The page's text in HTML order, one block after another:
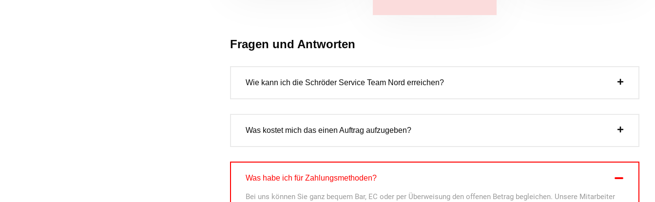
Fragen und Antworten
Wie kann ich die Schröder Service Team Nord erreichen?
Was kostet mich das einen Auftrag aufzugeben?
Was habe ich für Zahlungsmethoden?
Bei uns können Sie ganz bequem Bar, EC oder per Überweisung den offenen Betrag begleichen. Unsere Mitarbeiter